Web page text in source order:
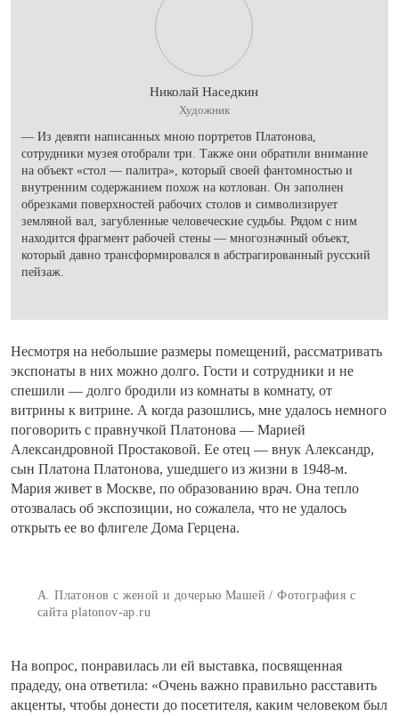
Николай Наседкин
Художник
— Из девяти написанных мною портретов Платонова,
сотрудники музея отобрали три. Также они обратили внимание
на объект «стол — палитра», который своей фантомностью и
внутренним содержанием похож на котлован. Он заполнен
обрезками поверхностей рабочих столов и символизирует
земляной вал, загубленные человеческие судьбы. Рядом с ним
находится фрагмент рабочей стены — многозначный объект,
который давно трансформировался в абстрагированный русский
пейзаж.
Несмотря на небольшие размеры помещений, рассматривать
экспонаты в них можно долго. Гости и сотрудники и не
спешили — долго бродили из комнаты в комнату, от
витрины к витрине. А когда разошлись, мне удалось немного
поговорить с правнучкой Платонова — Марией
Александровной Простаковой. Ее отец — внук Александр,
сын Платона Платонова, ушедшего из жизни в 1948-м.
Мария живет в Москве, по образованию врач. Она тепло
отозвалась об экспозиции, но сожалела, что не удалось
открыть ее во флигеле Дома Герцена.
А. Платонов с женой и дочерью Машей / Фотография с
сайта platonov-ap.ru
На вопрос, понравилась ли ей выставка, посвященная
прадеду, она ответила: «Очень важно правильно расставить
акценты, чтобы донести до посетителя, каким человеком был